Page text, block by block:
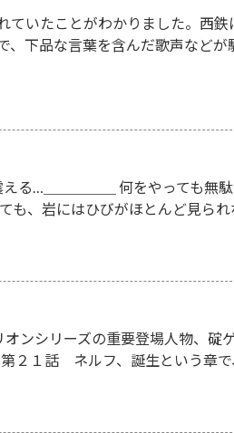
ていたことがわかりました。西鉄
、下品な言葉を含んだ歌声などが
る…＿＿＿＿＿ 何をやっても無
も、岩にはひびがほとんど見られ
ンシリーズの重要登場人物、碇
２１話 ネルフ、誕生という章